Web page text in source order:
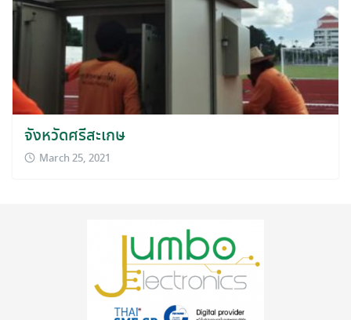
จังหวัดศรีสะเกษ
March 25, 2021